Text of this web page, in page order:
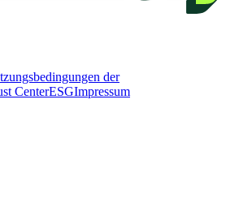
der
CenterESGImpressum